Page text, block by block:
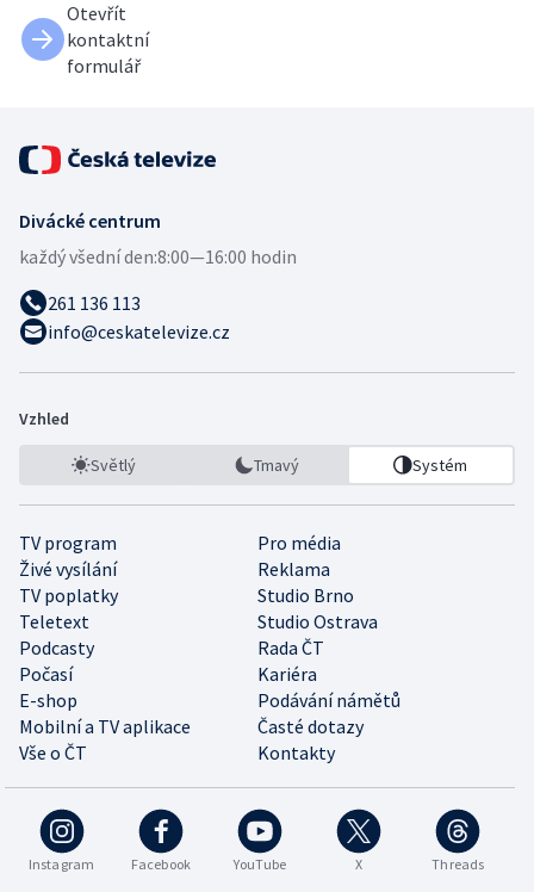
Otevřít
kontaktní
formulář
Divácké centrum
každý všední den:8:00—16:00 hodin
261 136 113
info@ceskatelevize.cz
Vzhled
Světlý Tmavý Systém
TV program
Pro média
Živé vysílání
Reklama
TV poplatky
Studio Brno
Teletext
Studio Ostrava
Podcasty
Rada ČT
Počasí
Kariéra
E-shop
Podávání námětů
Mobilní a TV aplikace
Časté dotazy
Vše o ČT
Kontakty
Instagram Facebook YouTube X Threads